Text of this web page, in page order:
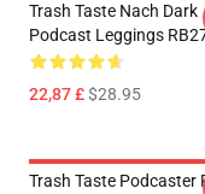
Trash Taste Nach Dark
Podcast Leggings
22,87 £$28.95
Trash Taste Podcaster